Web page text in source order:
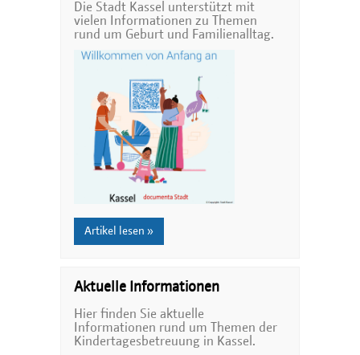
Die Stadt Kassel unterstützt mit
vielen Informationen zu Themen
rund um Geburt und Familienalltag.
Artikel lesen »
Aktuelle Informationen
Hier finden Sie aktuelle
Informationen rund um Themen der
Kindertagesbetreuung in Kassel.